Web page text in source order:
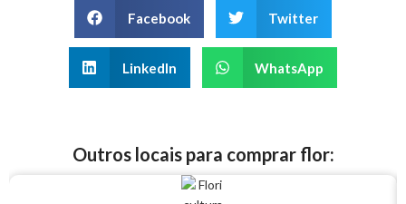
Facebook Twitter
LinkedIn WhatsApp
Outros locais para comprar flor: